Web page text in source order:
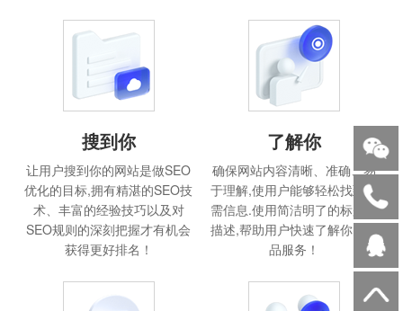
搜到你
让用户搜到你的网站是做SEO
优化的目标,拥有精湛的SEO技
术、丰富的经验技巧以及对
SEO规则的深刻把握才有机会
获得更好排名！
了解你
确保网站内容清晰、准确、易
于理解,使用户能够轻松找到所
需信息.使用简洁明了的标题和
描述,帮助用户快速了解你的产
品服务！